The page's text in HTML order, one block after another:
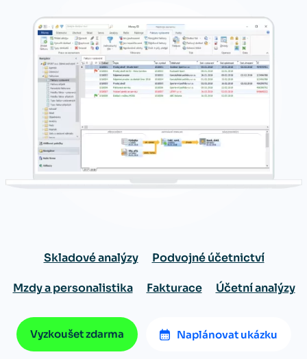
Skladové analýzy Podvojné účetnictví
Mzdy a personalistika Fakturace Účetní analýzy
Vyzkoušet zdarma Naplánovat ukázku